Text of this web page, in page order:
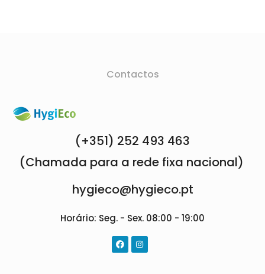
Contactos
(+351) 252 493 463
(Chamada para a rede fixa nacional)
hygieco@hygieco.pt
Horário: Seg. - Sex. 08:00 - 19:00